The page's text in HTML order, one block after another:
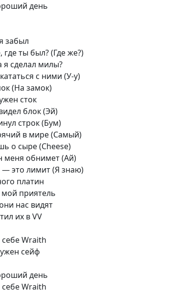
день
забыл
ты был? (Где же?)
я сделал милы?
с ними (У-у)
(На замок)
сток
блок (Эй)
строк (Бум)
в мире (Самый)
о сыре (Cheese)
меня обнимет (Ай)
это лимит (Я знаю)
платин
приятель
нас видят
их в VV
Wraith
сейф
день
Wraith